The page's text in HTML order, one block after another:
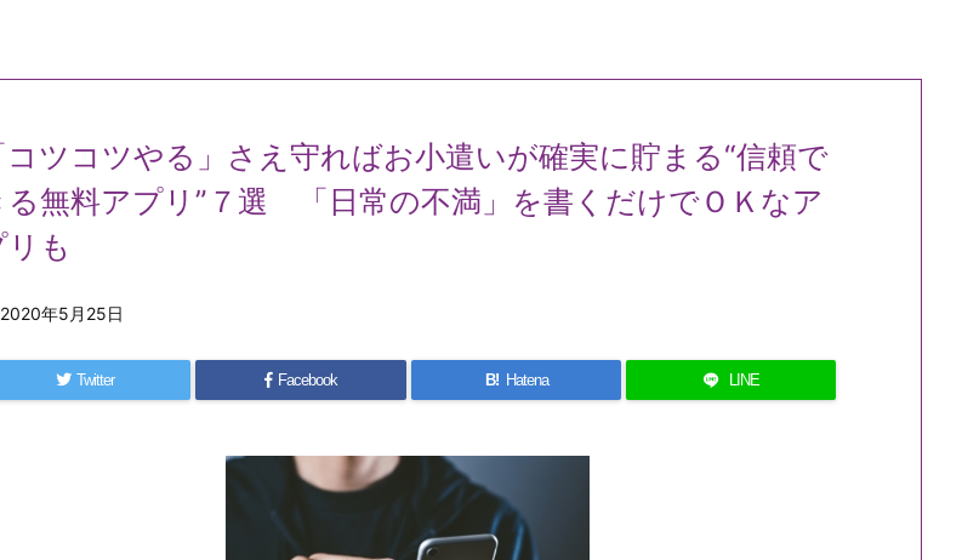
コツコツやる」さえ守ればお小遣いが確実に貯まる“信頼で
る無料アプリ”７選 「日常の不満」を書くだけでＯＫなア
リも
2020年5月25日
Twitter Facebook B! Hatena LINE